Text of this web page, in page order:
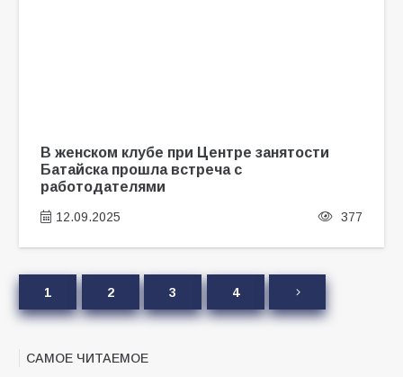
В женском клубе при Центре занятости
Батайска прошла встреча с
работодателями
12.09.2025 377
1 2 3 4
САМОЕ ЧИТАЕМОЕ